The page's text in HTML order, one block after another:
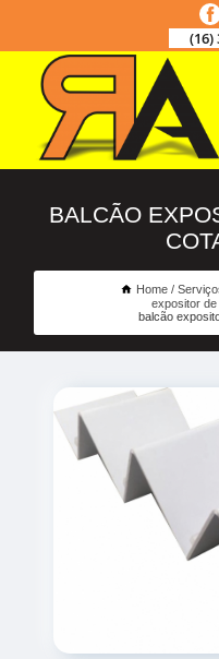
(16)
BALCÃO
Home
expositor
balcão